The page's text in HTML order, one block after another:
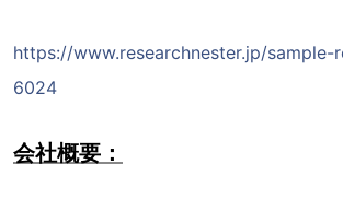
https://www.researchnester.jp/sample-
6024
会社概要：